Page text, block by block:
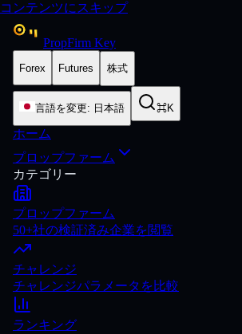
コンテンツにスキップ
PropFirm Key
Forex Futures 株式
言語を変更: 日本語 ⌘K
ホーム
プロップファーム
カテゴリー
プロップファーム
50+社の検証済み企業を閲覧
チャレンジ
チャレンジパラメータを比較
ランキング